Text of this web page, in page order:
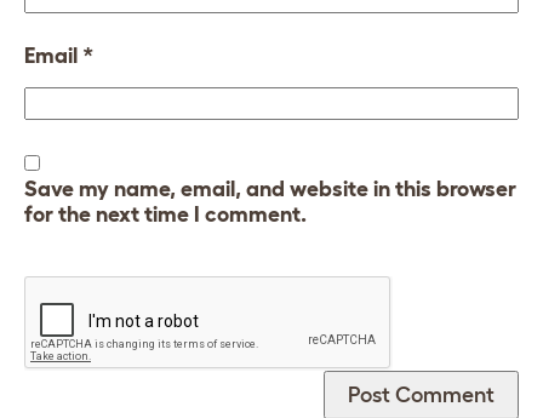
Email *
Save my name, email, and website in this browser
for the next time I comment.